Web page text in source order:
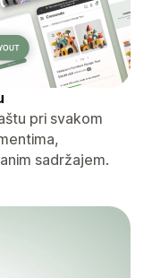
pri svakom
sadržajem.